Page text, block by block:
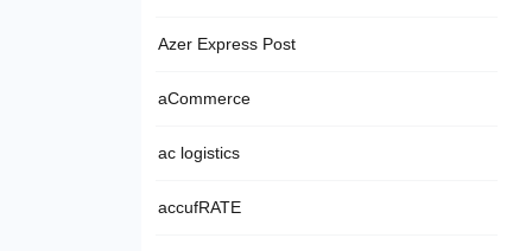
Azer Express Post
aCommerce
ac logistics
accufRATE